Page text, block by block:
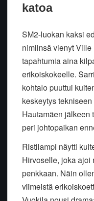
katoa
SM2-luokan kaksi
nimiinsä vienyt
tapahtumia aina
erikoiskokeelle.
kohtalo puuttui
keskeytys
Hautamäen jälkeen
peri johtopaikan
Ristilampi näytti
Hirvoselle, joka ajoi
penkkaan. Näin
viimeistä